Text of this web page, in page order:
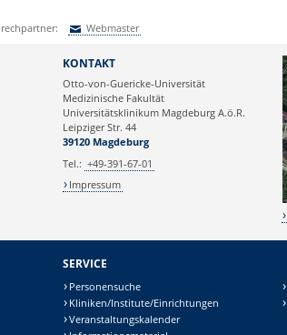
Webmaster
KONTAKT
Otto-von-Guericke-Universität
Medizinische Fakultät
Universitätsklinikum Magdeburg A.ö.R.
Leipziger Str. 44
39120 Magdeburg
Tel.: +49-391-67-01
Impressum
SERVICE
Personensuche
Kliniken/Institute/Einrichtungen
Veranstaltungskalender